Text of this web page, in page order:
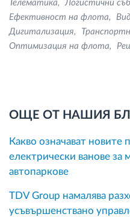
Телематика
Логистични
Ефективност на флота
Дигитализация
Оптимизация на флота
ОЩЕ ОТ НАШИЯ
Какво означават новите
електрически ванове
автопаркове
TDV Group намалява
усъвършенствано